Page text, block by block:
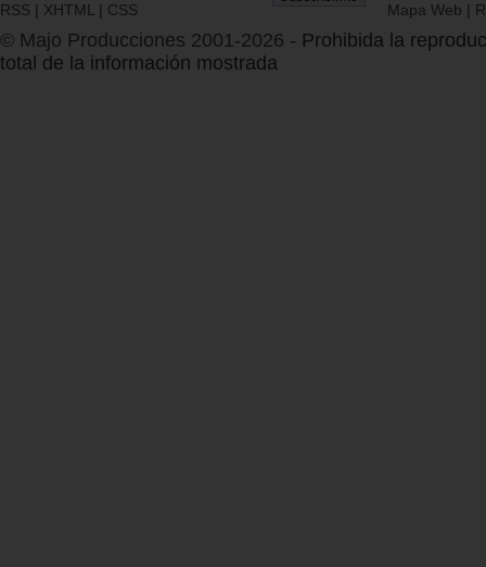
RSS | XHTML | CSS Mapa Web |
© Majo Producciones 2001-2026 - Prohibida la
total de la información mostrada